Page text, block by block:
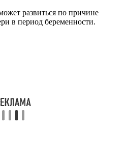
развиться по причине
в период беременности.